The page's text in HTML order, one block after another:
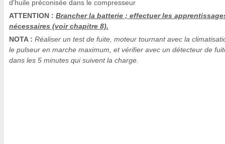
d'huile préconisée dans le compresseur
ATTENTION : Brancher la batterie ; effectuer les
nécessaires (voir chapitre 8).
NOTA : Réaliser un test de fuite, moteur tournant avec la
le pulseur en marche maximum, et vérifier avec un détecteur de
dans les 5 minutes qui suivent la charge.